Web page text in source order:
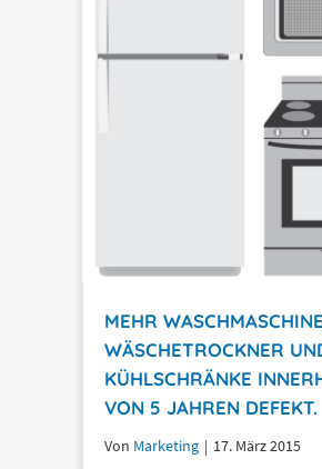
MEHR
WÄSCHETROCKNER
KÜHLSCHRÄNKE
VON 5 JAHREN DEFEKT.
Von Marketing | 17. März 2015